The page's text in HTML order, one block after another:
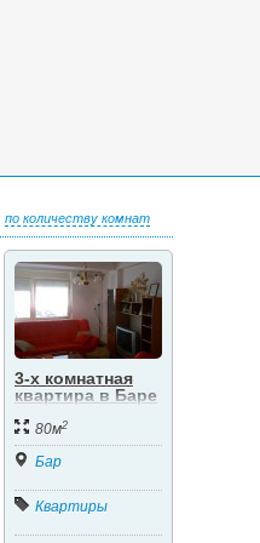
по количеству комнат
3-х комнатная
квартира в Баре
80м2
Бар
Квартиры